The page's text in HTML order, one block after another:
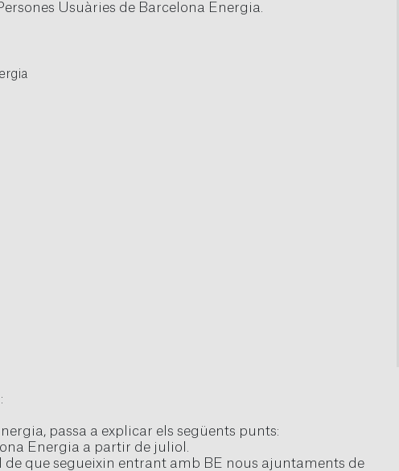
Usuàries de Barcelona Energia.
passa a explicar els següents punts:
Energia a partir de juliol.
que segueixin entrant amb BE nous ajuntaments de